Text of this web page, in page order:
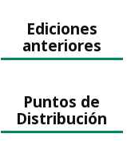
Ediciones
anteriores
Puntos de
Distribución